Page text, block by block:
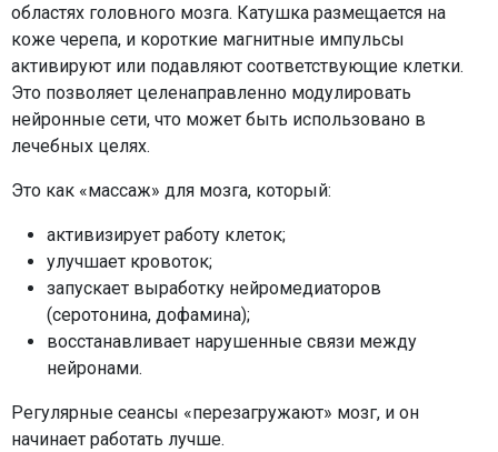
областях головного мозга. Катушка размещается на
коже черепа, и короткие магнитные импульсы
активируют или подавляют соответствующие клетки.
Это позволяет целенаправленно модулировать
нейронные сети, что может быть использовано в
лечебных целях.
Это как «массаж» для мозга, который:
активизирует работу клеток;
улучшает кровоток;
запускает выработку нейромедиаторов
(серотонина, дофамина);
восстанавливает нарушенные связи между
нейронами.
Регулярные сеансы «перезагружают» мозг, и он
начинает работать лучше.